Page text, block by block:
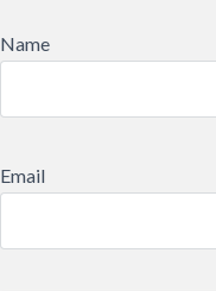
Name
Email